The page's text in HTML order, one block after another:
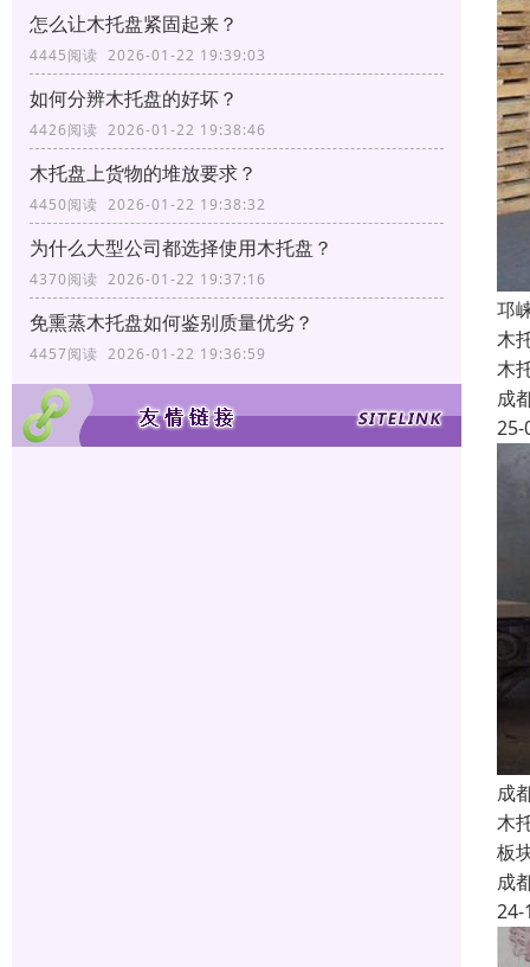
怎么让木托盘紧固起来？
4445阅读 2026-01-22 19:39:03
如何分辨木托盘的好坏？
4426阅读 2026-01-22 19:38:46
木托盘上货物的堆放要求？
4450阅读 2026-01-22 19:38:32
为什么大型公司都选择使用木托盘？
4370阅读 2026-01-22 19:37:16
免熏蒸木托盘如何鉴别质量优劣？
4457阅读 2026-01-22 19:36:59
邛
木
木
成
25-
成
木
板
成
24-